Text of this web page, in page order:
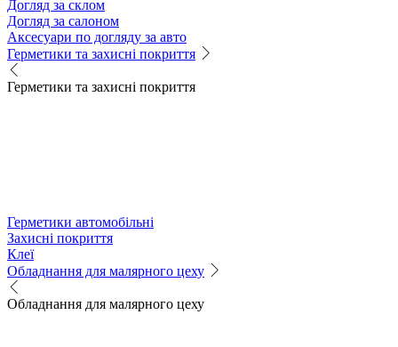
Догляд за склом
Догляд за салоном
Аксесуари по догляду за авто
Герметики та захисні покриття
Герметики та захисні покриття
Герметики автомобільні
Захисні покриття
Клеї
Обладнання для малярного цеху
Обладнання для малярного цеху